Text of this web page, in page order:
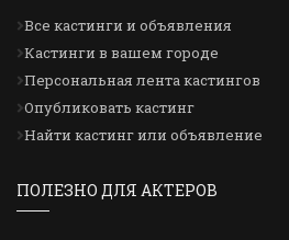
Все кастинги и объявления
Кастинги в вашем городе
Персональная лента кастингов
Опубликовать кастинг
Найти кастинг или объявление
ПОЛЕЗНО ДЛЯ АКТЕРОВ